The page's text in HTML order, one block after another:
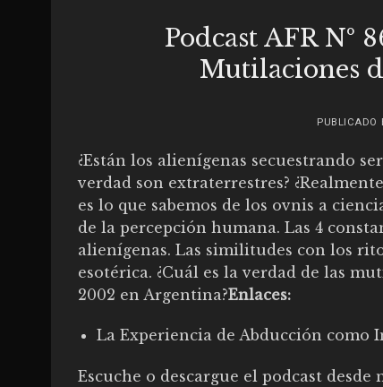
Podcast AFR Nº
Mutilaciones
PUBLICADO
¿Están los alienígenas secuestrando
verdad son extraterrestres?
es lo que sabemos de los ovnis a
de la percepción humana. Las 4
alienígenas. Las similitudes con los
esotérica. ¿Cuál es la verdad de las
2002 en Argentina?Enlaces:
La Experiencia de Abducción como
Escuche o descargue el podcast desde